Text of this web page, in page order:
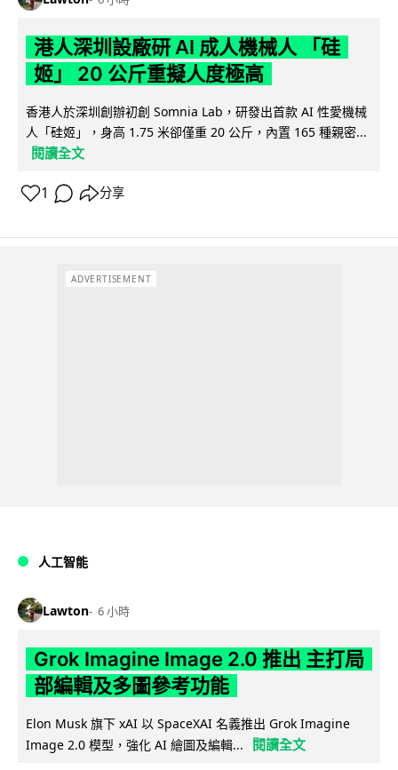
港人深圳設廠研 AI 成人機械人 「硅
姬」 20 公斤重擬人度極高
香港人於深圳創辦初創 Somnia Lab，研發出首款 AI 性愛機械
人「硅姬」，身高 1.75 米卻僅重 20 公斤，內置 165 種親密...
閱讀全文
1 分享
ADVERTISEMENT
人工智能
Lawton 6 小時
Grok Imagine Image 2.0 推出 主打局
部編輯及多圖參考功能
Elon Musk 旗下 xAI 以 SpaceXAI 名義推出 Grok Imagine
Image 2.0 模型，強化 AI 繪圖及編輯...
閱讀全文